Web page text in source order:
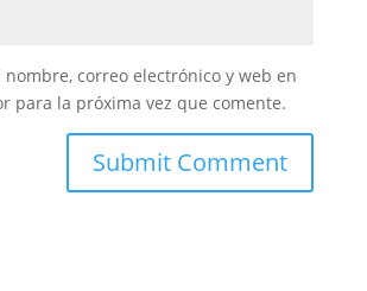
nombre, correo electrónico y web en
para la próxima vez que comente.